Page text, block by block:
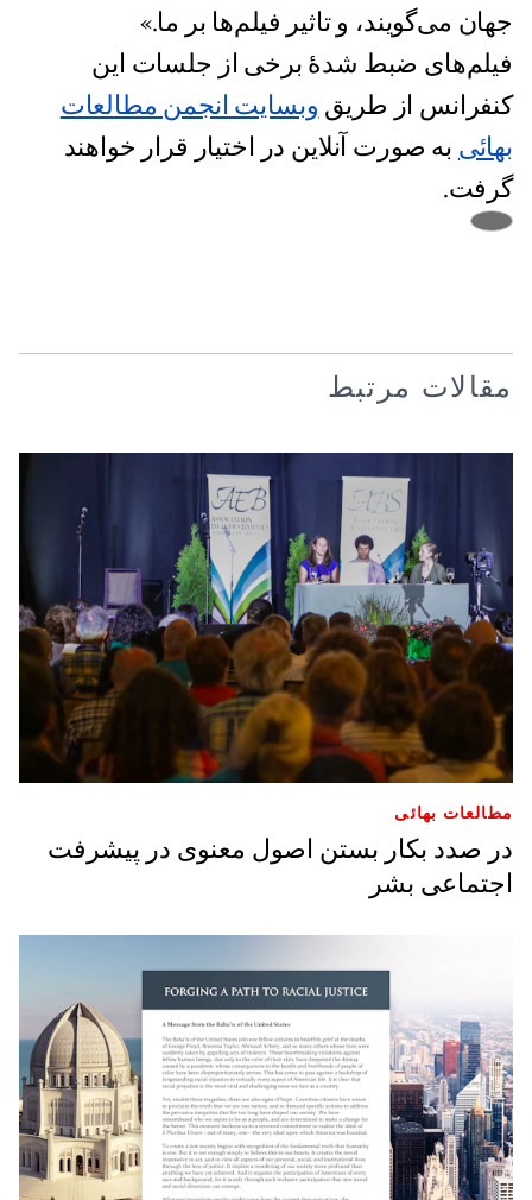
جهان می‌گویند، و تاثیر فیلم‌ها بر ما.»
فیلم‌های ضبط‌ شدهٔ برخی از جلسات این
کنفرانس از طریق وبسایت انجمن مطالعات
بهائی به صورت آنلاین در اختیار قرار خواهند
گرفت.
مقالات مرتبط
مطالعات بهائی
در صدد بکار بستن اصول معنوی در پیشرفت
اجتماعی بشر